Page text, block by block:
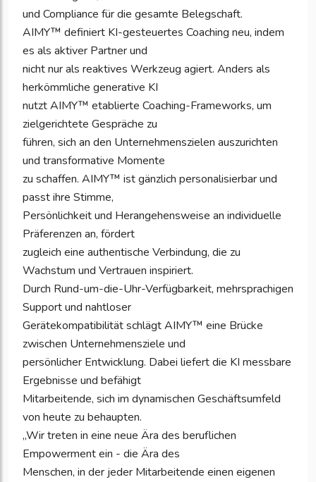
und Compliance für die gesamte Belegschaft.
AIMY™ definiert KI-gesteuertes Coaching neu, indem
es als aktiver Partner und
nicht nur als reaktives Werkzeug agiert. Anders als
herkömmliche generative KI
nutzt AIMY™ etablierte Coaching-Frameworks, um
zielgerichtete Gespräche zu
führen, sich an den Unternehmenszielen auszurichten
und transformative Momente
zu schaffen. AIMY™ ist gänzlich personalisierbar und
passt ihre Stimme,
Persönlichkeit und Herangehensweise an individuelle
Präferenzen an, fördert
zugleich eine authentische Verbindung, die zu
Wachstum und Vertrauen inspiriert.
Durch Rund-um-die-Uhr-Verfügbarkeit, mehrsprachigen
Support und nahtloser
Gerätekompatibilität schlägt AIMY™ eine Brücke
zwischen Unternehmensziele und
persönlicher Entwicklung. Dabei liefert die KI messbare
Ergebnisse und befähigt
Mitarbeitende, sich im dynamischen Geschäftsumfeld
von heute zu behaupten.
„Wir treten in eine neue Ära des beruflichen
Empowerment ein - die Ära des
Menschen, in der jeder Mitarbeitende einen eigenen